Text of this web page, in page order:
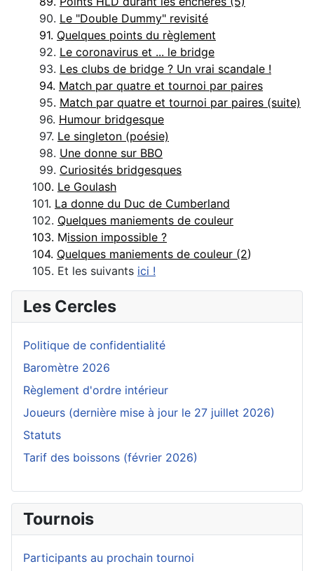
90. Le "Double Dummy" revisité
91. Quelques points du règlement
92. Le coronavirus et ... le bridge
93. Les clubs de bridge ? Un vrai scandale !
94. Match par quatre et tournoi par paires
95. Match par quatre et tournoi par paires (suite)
96. Humour bridgesque
97. Le singleton (poésie)
98. Une donne sur BBO
99. Curiosités bridgesques
100. Le Goulash
101. La donne du Duc de Cumberland
102. Quelques maniements de couleur
103. Mission impossible ?
104. Quelques maniements de couleur (2)
105. Et les suivants ici !
Les Cercles
Politique de confidentialité
Baromètre 2026
Règlement d'ordre intérieur
Joueurs (dernière mise à jour le 27 juillet 2026)
Statuts
Tarif des boissons (février 2026)
Tournois
Participants au prochain tournoi